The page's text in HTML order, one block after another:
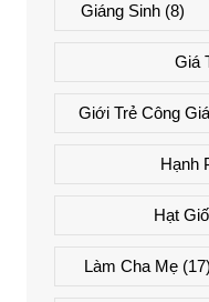
Giáng Sinh (8)
Giá
Giới Trẻ Công
Hạnh
Hạt
Làm Cha Mẹ (17)